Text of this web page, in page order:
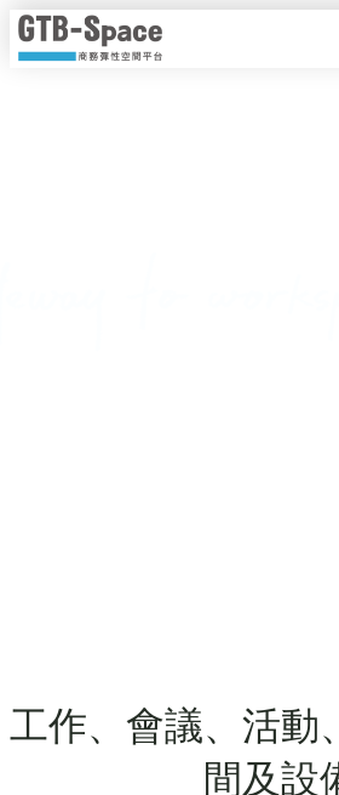
工作、會議、活動
間及設